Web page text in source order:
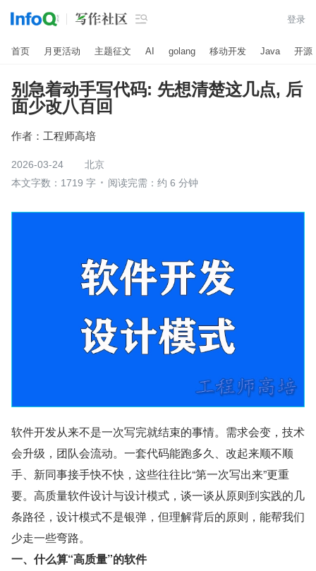
 登录
首页 月更活动 主题征文 AI golang 移动开发 Java 开源
别急着动手写代码: 先想清楚这几点, 后
面少改八百回
作者： 工程师高培
2026-03-24
北京
本文字数：1719 字
阅读完需：约 6 分钟
软件开发从来不是一次写完就结束的事情。需求会变，技术
会升级，团队会流动。一套代码能跑多久、改起来顺不顺
手、新同事接手快不快，这些往往比“第一次写出来”更重
要。高质量软件设计与设计模式，谈一谈从原则到实践的几
条路径，设计模式不是银弹，但理解背后的原则，能帮我们
少走一些弯路。
一、什么算“高质量”的软件